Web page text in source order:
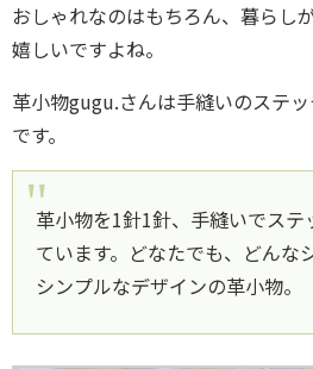
おしゃれなのはもちろん、暮らし
嬉しいですよね。
革小物gugu.さんは手縫いのステ
です。
革小物を1針1針、手縫いでステ
ています。どなたでも、どんな
シンプルなデザインの革小物。